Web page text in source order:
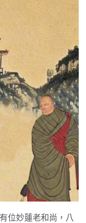
位妙蓮老和尚，八